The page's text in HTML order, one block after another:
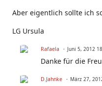
Aber eigentlich sollte ich
LG Ursula
Rafaela Juni 5, 2012
Danke für die
D.Jahnke März 27,